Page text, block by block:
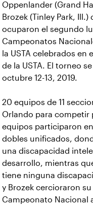
Oppenlander (Grand
Brozek (Tinley Park, Ill.)
ocuparon el segundo
Campeonatos
la USTA celebrados en
de la USTA. El torneo
octubre 12-13, 2019.
20 equipos de 11
Orlando para competir
equipos participaron
dobles unificados,
una discapacidad
desarrollo, mientras
tiene ninguna
y Brozek cercioraron su
Campeonato Nacional